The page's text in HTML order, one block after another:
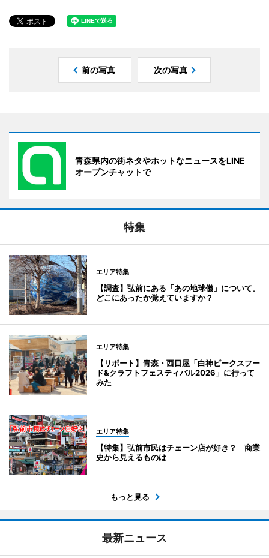
前の写真 次の写真
青森県内の街ネタやホットなニュースをLINE
オープンチャットで
特集
エリア特集
【調査】弘前にある「あの地球儀」について。
どこにあったか覚えていますか？
エリア特集
【リポート】青森・西目屋「白神ピークスフー
ド&クラフトフェスティバル2026」に行って
みた
エリア特集
【特集】弘前市民はチェーン店が好き？ 商業
史から見えるものは
もっと見る
最新ニュース